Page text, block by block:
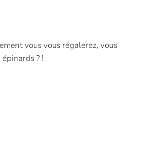
vous vous régalerez, vous
? !